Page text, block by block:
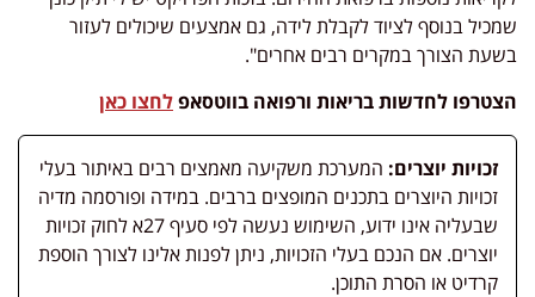
שמכיל בנוסף לציוד לקבלת לידה, גם אמצעים שיכולים לעזור
בשעת הצורך במקרים רבים אחרים".
הצטרפו לחדשות בריאות ורפואה בווטסאפלחצו כאן
זכויות יוצרים: המערכת משקיעה מאמצים רבים באיתור בעלי
זכויות היוצרים בתכנים המופצים ברבים. במידה ופורסמה מדיה
שבעליה אינו ידוע, השימוש נעשה לפי סעיף 27א לחוק זכויות
יוצרים. אם הנכם בעלי הזכויות, ניתן לפנות אלינו לצורך הוספת
קרדיט או הסרת התוכן.